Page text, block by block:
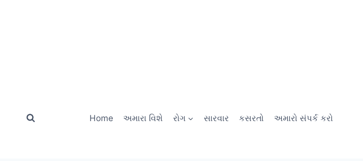
Home અમારા વિશે રોગ સારવાર કસરતો અમારો સંપર્ક કરો